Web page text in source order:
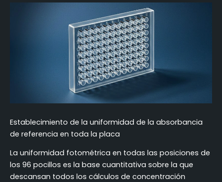
Establecimiento de la uniformidad de la absorbancia
de referencia en toda la placa
La uniformidad fotométrica en todas las posiciones de
los 96 pocillos es la base cuantitativa sobre la que
descansan todos los cálculos de concentración